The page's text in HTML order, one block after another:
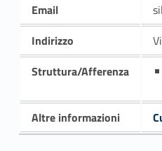
Email
Indirizzo
Struttura/Afferenza
Altre informazioni